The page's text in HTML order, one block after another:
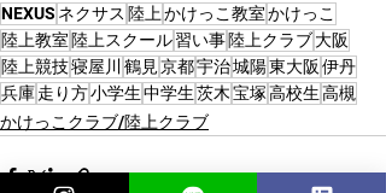
NEXUS ネクサス 陸上かけっこ教室かけっこ
陸上教室 陸上スクール習い事陸上クラブ大阪
陸上競技寝屋川 鶴見京都宇治城陽東大阪 伊丹
兵庫走り方小学生中学生茨木宝塚高校生高槻
かけっこクラブ/陸上クラブ